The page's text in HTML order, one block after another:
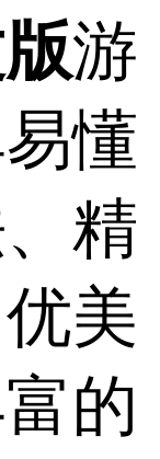
游
懂
精
美
的